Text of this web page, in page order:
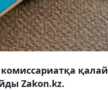
комиссариатқа
Zakon.kz.